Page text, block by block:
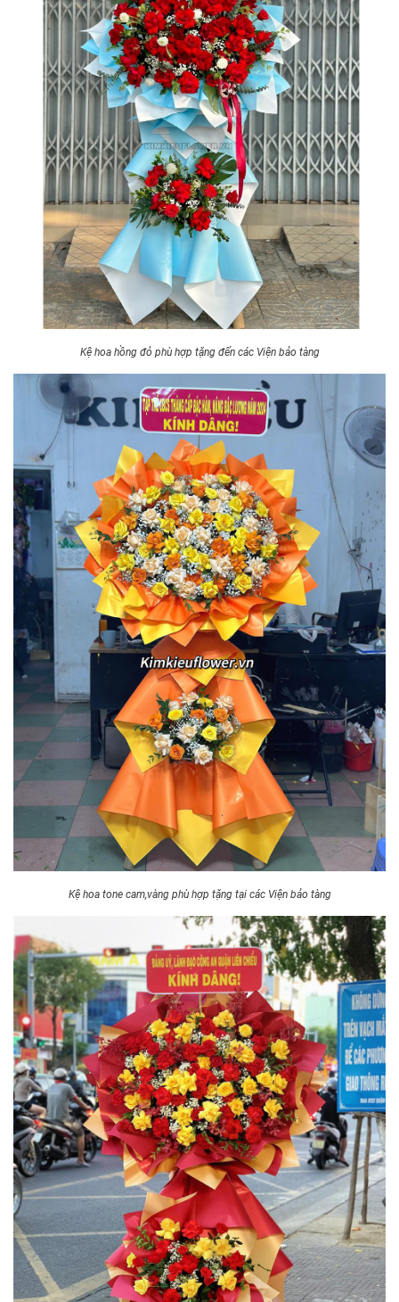
Kệ hoa hồng đỏ phù hợp tặng đến các Viện bảo tàng
Kệ hoa tone cam,vàng phù hợp tặng tại các Viện bảo tàng